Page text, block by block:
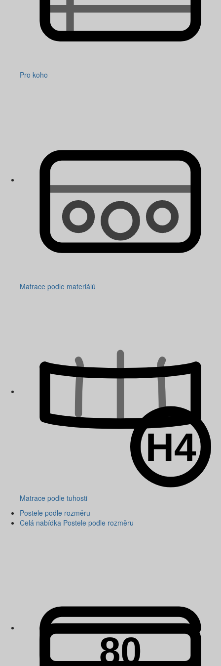
Pro koho
Matrace podle materiálů
Matrace podle tuhosti
Postele podle rozměru
Celá nabídka Postele podle rozměru